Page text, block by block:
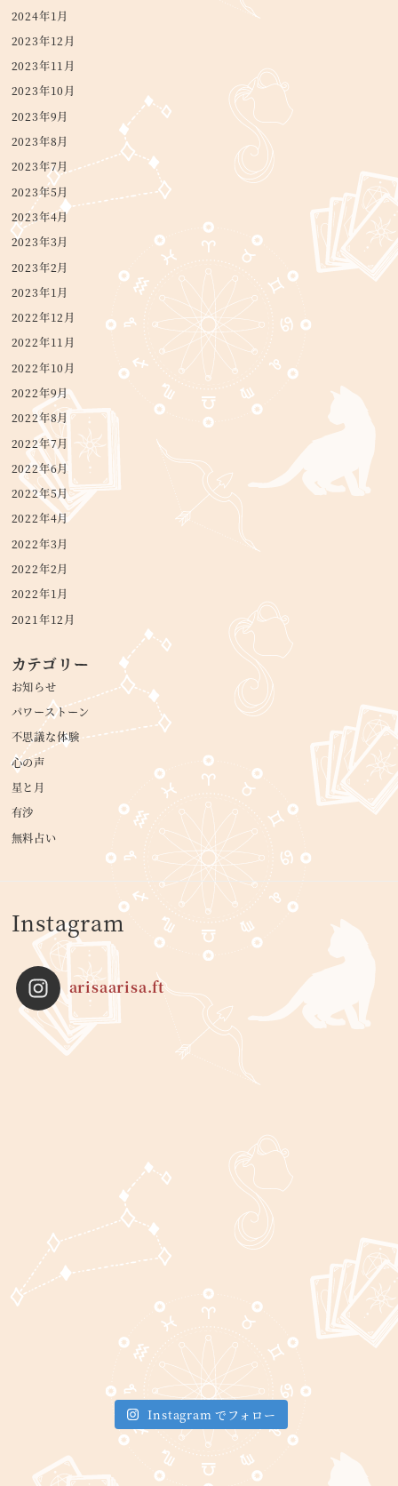
2024年1月
2023年12月
2023年11月
2023年10月
2023年9月
2023年8月
2023年7月
2023年5月
2023年4月
2023年3月
2023年2月
2023年1月
2022年12月
2022年11月
2022年10月
2022年9月
2022年8月
2022年7月
2022年6月
2022年5月
2022年4月
2022年3月
2022年2月
2022年1月
2021年12月
カテゴリー
お知らせ
パワーストーン
不思議な体験
心の声
星と月
有沙
無料占い
Instagram
arisaarisa.ft
Instagram でフォロー